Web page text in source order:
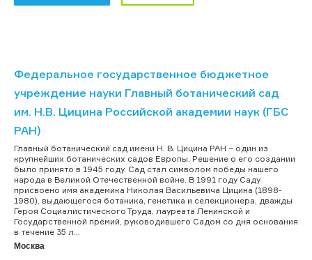
Федеральное государственное бюджетное
учреждение науки Главный ботанический сад
им. Н.В. Цицина Российской академии наук (ГБС
РАН)
Главный ботанический сад имени Н. В. Цицина РАН – один из
крупнейших ботанических садов Европы. Решение о его создании
было принято в 1945 году. Сад стал символом победы нашего
народа в Великой Отечественной войне. В 1991 году Саду
присвоено имя академика Николая Васильевича Цицина (1898-
1980), выдающегося ботаника, генетика и селекционера, дважды
Героя Социалистического Труда, лауреата Ленинской и
Государственной премий, руководившего Садом со дня основания
в течение 35 л...
Москва